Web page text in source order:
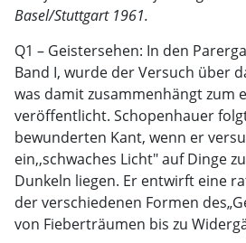
Basel/Stuttgart 1961.
Q1 – Geistersehen: In den
Band I, wurde der Versuch über
was damit zusammenhängt zum
veröffentlicht. Schopenhauer
bewunderten Kant, wenn er
ein,,schwaches Licht" auf Dinge
Dunkeln liegen. Er entwirft eine
der verschiedenen Formen
von Fieberträumen bis zu